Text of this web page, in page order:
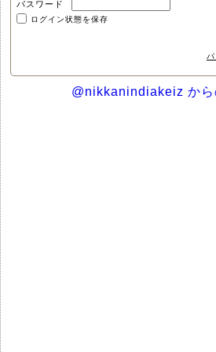
パスワード
ログイン状態を保存
@nikkanindiakeiz から